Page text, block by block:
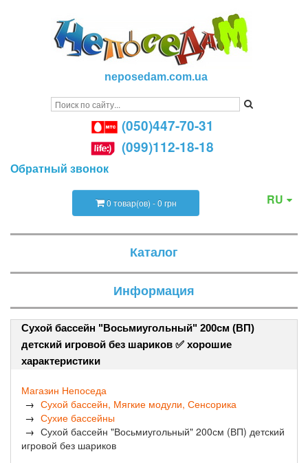
neposedam.com.ua
(050)447-70-31
(099)112-18-18
Обратный звонок
RU
0 товар(ов) - 0 грн
Каталог
Информация
Сухой бассейн "Восьмиугольный" 200см (ВП)
детский игровой без шариков ✅ хорошие
характеристики
Магазин Непоседа
Сухой бассейн, Мягкие модули, Сенсорика
Сухие бассейны
Сухой бассейн "Восьмиугольный" 200см (ВП) детский
игровой без шариков